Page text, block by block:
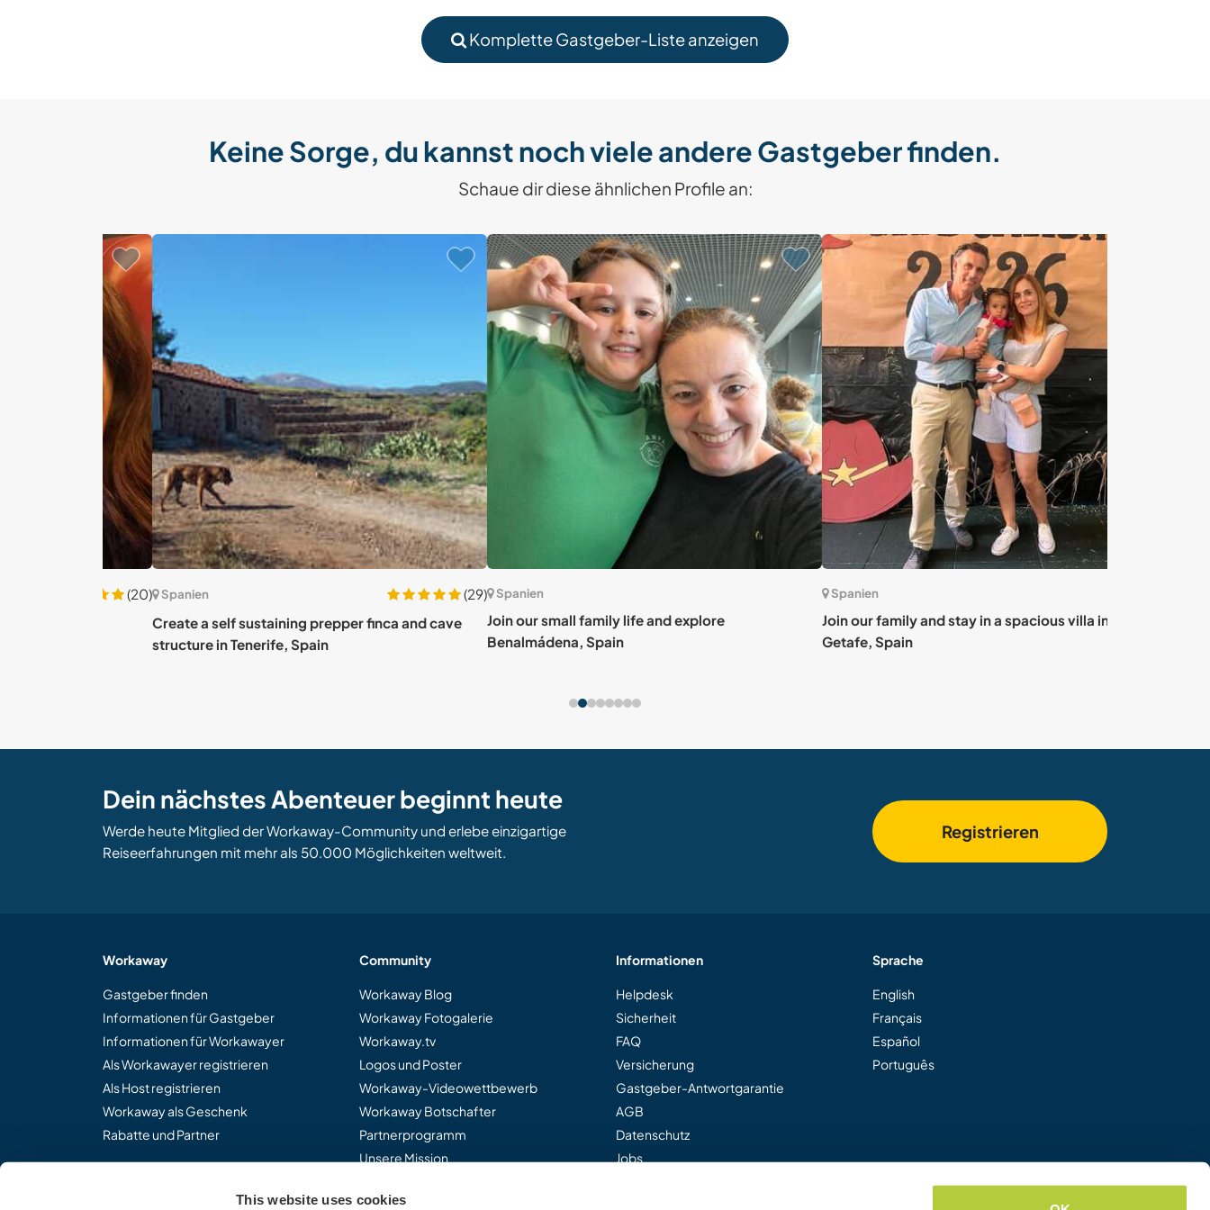
This website uses cookies
Komplette Gastgeber-Liste anzeigen
Keine Sorge, du kannst noch viele andere Gastgeber finden.
Schaue dir diese ähnlichen Profile an:
Spanien
(29)
Create a self sustaining prepper finca and cave
structure in Tenerife, Spain
Spanien
Join our small family life and explore
Benalmádena, Spain
Spanien
Join our family and stay in a spacious villa in
Getafe, Spain
Dein nächstes Abenteuer beginnt heute
Werde heute Mitglied der Workaway-Community und erlebe einzigartige
Reiseerfahrungen mit mehr als 50.000 Möglichkeiten weltweit.
Registrieren
Workaway
Gastgeber finden
Informationen für Gastgeber
Informationen für Workawayer
Als Workawayer registrieren
Als Host registrieren
Workaway als Geschenk
Rabatte und Partner
Community
Workaway Blog
Workaway Fotogalerie
Workaway.tv
Logos und Poster
Workaway-Videowettbewerb
Workaway Botschafter
Partnerprogramm
Unsere Mission
Informationen
Helpdesk
Sicherheit
FAQ
Versicherung
Gastgeber-Antwortgarantie
AGB
Datenschutz
Jobs
Sprache
English
Français
Español
Português